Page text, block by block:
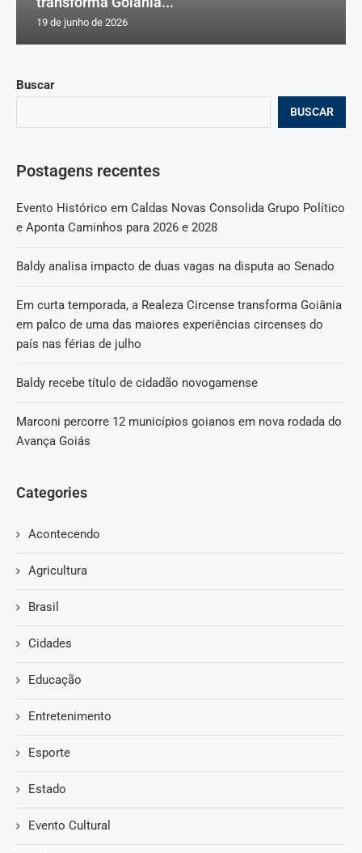
Buscar
BUSCAR
Postagens recentes
Evento Histórico em Caldas Novas Consolida Grupo Político
e Aponta Caminhos para 2026 e 2028
Baldy analisa impacto de duas vagas na disputa ao Senado
Em curta temporada, a Realeza Circense transforma Goiânia
em palco de uma das maiores experiências circenses do
país nas férias de julho
Baldy recebe título de cidadão novogamense
Marconi percorre 12 municípios goianos em nova rodada do
Avança Goiás
Categories
Acontecendo
Agricultura
Brasil
Cidades
Educação
Entretenimento
Esporte
Estado
Evento Cultural
19 de junho de 2026